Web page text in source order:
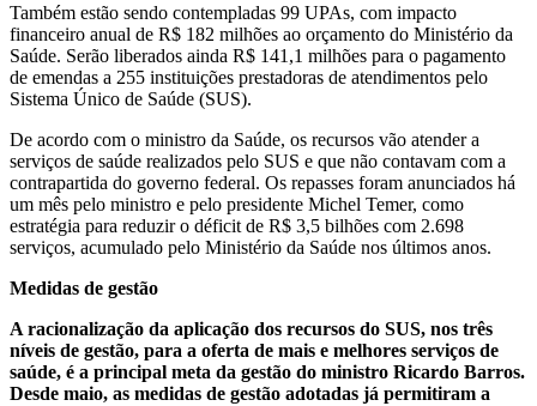
Também estão sendo contempladas 99 UPAs, com impacto
financeiro anual de R$ 182 milhões ao orçamento do Ministério da
Saúde. Serão liberados ainda R$ 141,1 milhões para o pagamento
de emendas a 255 instituições prestadoras de atendimentos pelo
Sistema Único de Saúde (SUS).
De acordo com o ministro da Saúde, os recursos vão atender a
serviços de saúde realizados pelo SUS e que não contavam com a
contrapartida do governo federal. Os repasses foram anunciados há
um mês pelo ministro e pelo presidente Michel Temer, como
estratégia para reduzir o déficit de R$ 3,5 bilhões com 2.698
serviços, acumulado pelo Ministério da Saúde nos últimos anos.
Medidas de gestão
A racionalização da aplicação dos recursos do SUS, nos três
níveis de gestão, para a oferta de mais e melhores serviços de
saúde, é a principal meta da gestão do ministro Ricardo Barros.
Desde maio, as medidas de gestão adotadas já permitiram a